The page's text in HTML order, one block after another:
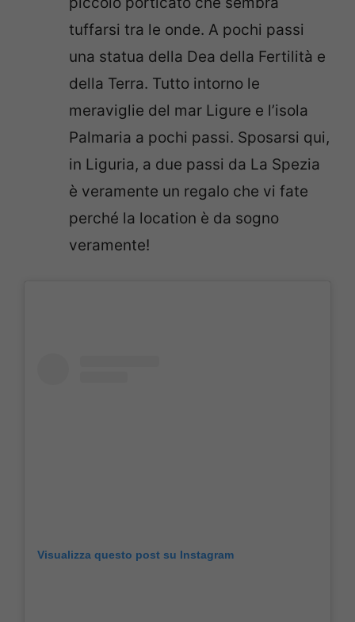
tuffarsi tra le onde. A pochi passi
una statua della Dea della Fertilità e
della Terra. Tutto intorno le
meraviglie del mar Ligure e l’isola
Palmaria a pochi passi. Sposarsi qui,
in Liguria, a due passi da La Spezia
è veramente un regalo che vi fate
perché la location è da sogno
veramente!
Visualizza questo post su Instagram